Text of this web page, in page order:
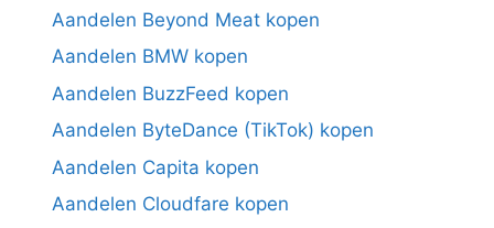
Aandelen Beyond Meat kopen
Aandelen BMW kopen
Aandelen BuzzFeed kopen
Aandelen ByteDance (TikTok) kopen
Aandelen Capita kopen
Aandelen Cloudfare kopen